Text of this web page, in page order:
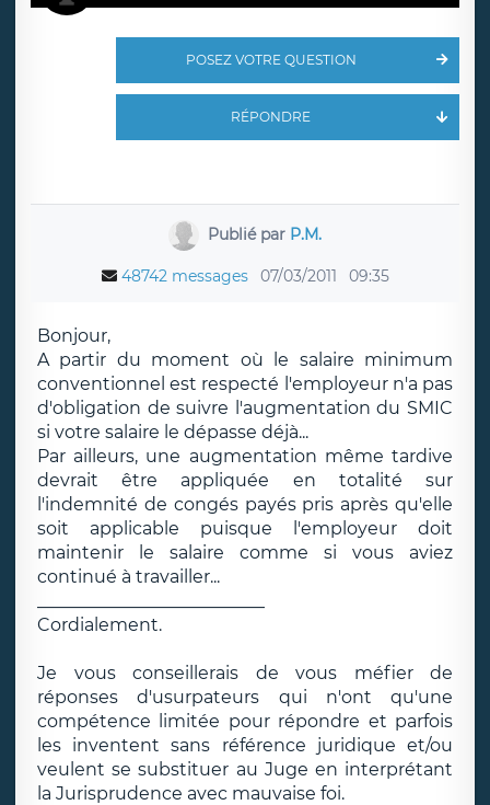
POSEZ VOTRE QUESTION
RÉPONDRE
Publié par P.M.
48742 messages 07/03/2011 09:35
Bonjour,
A partir du moment où le salaire minimum
conventionnel est respecté l'employeur n'a pas
d'obligation de suivre l'augmentation du SMIC
si votre salaire le dépasse déjà...
Par ailleurs, une augmentation même tardive
devrait être appliquée en totalité sur
l'indemnité de congés payés pris après qu'elle
soit applicable puisque l'employeur doit
maintenir le salaire comme si vous aviez
continué à travailler...
Cordialement.
Je vous conseillerais de vous méfier de
réponses d'usurpateurs qui n'ont qu'une
compétence limitée pour répondre et parfois
les inventent sans référence juridique et/ou
veulent se substituer au Juge en interprétant
la Jurisprudence avec mauvaise foi.